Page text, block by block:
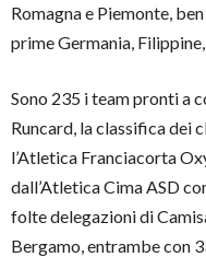
Romagna e Piemonte,
prime Germania,
Sono 235 i team pronti a
Runcard, la classifica dei
l’Atletica Franciacorta
dall’Atletica Cima ASD
folte delegazioni di
Bergamo, entrambe con